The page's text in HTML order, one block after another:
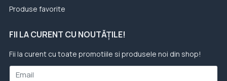
Produse favorite
FII LA CURENT CU NOUTĂȚILE!
Fii la curent cu toate promotiile si produsele noi din shop!
Email